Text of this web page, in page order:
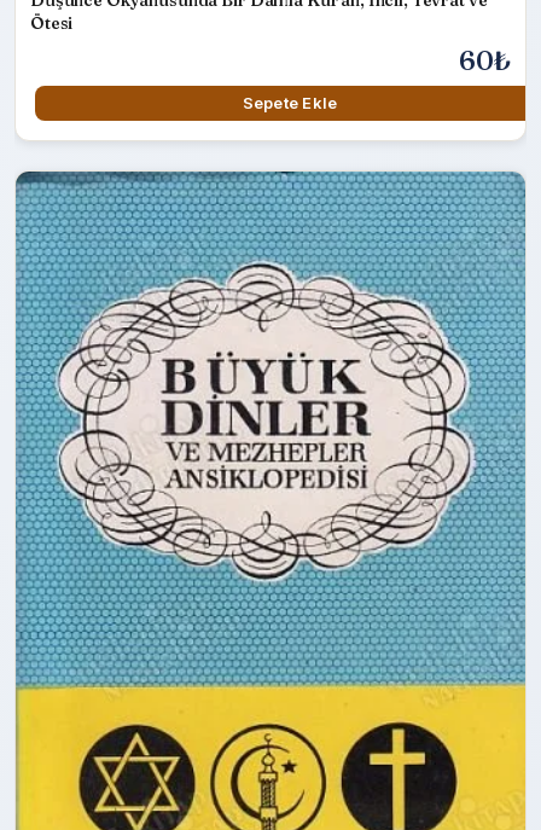
Ötesi
60₺
Sepete Ekle